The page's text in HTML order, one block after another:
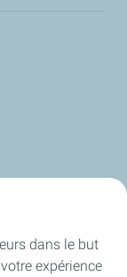
dans le but
expérience